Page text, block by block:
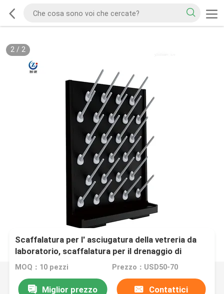
2/ 2
Scaffalatura per l' asciugatura della vetreria da
laboratorio, scaffalatura per il drenaggio di
laboratorio resistente alle sostanze chimiche
MOQ：10 pezzi Prezzo：USD50-70
Miglior prezzo Contattici